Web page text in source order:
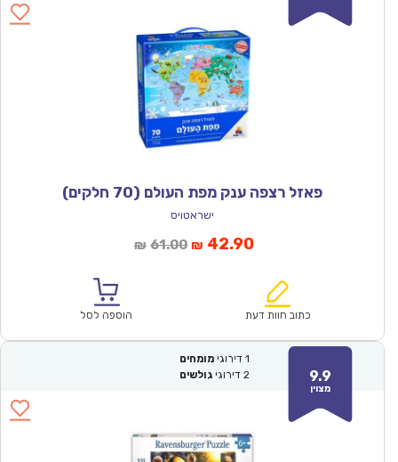
פאזל רצפה ענק מפת העולם (70 חלקים)
ישראטויס
₪ 61.00המחיר
₪61.00.
₪ 42.90המחיר
הוא:
כתוב חוות דעת הוספה לסל
9.9
מצוין
1 דירוגי מומחים
2 דירוגי גולשים